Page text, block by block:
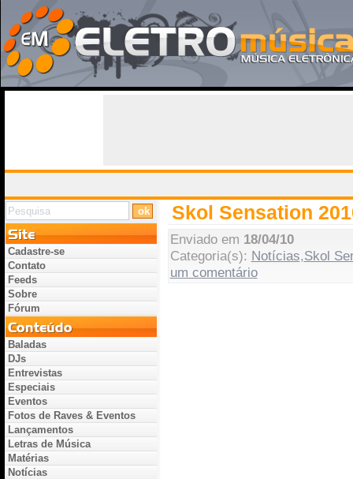
Skol Sensation
Enviado em 18/04/10
Categoria(s): Notícias,Skol
um comentário
Cadastre-se
Contato
Feeds
Sobre
Fórum
Baladas
DJs
Entrevistas
Especiais
Eventos
Fotos de Raves & Eventos
Lançamentos
Letras de Música
Matérias
Notícias